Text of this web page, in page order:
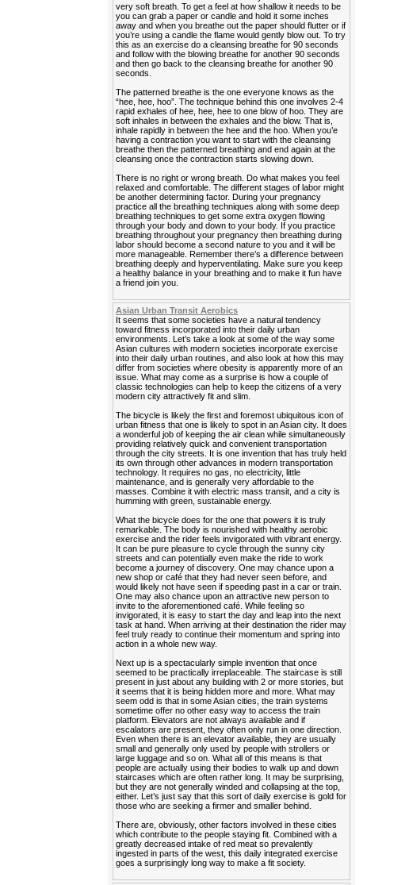
very soft breath. To get a feel at how shallow it needs to be
you can grab a paper or candle and hold it some inches
away and when you breathe out the paper should flutter or if
you’re using a candle the flame would gently blow out. To try
this as an exercise do a cleansing breathe for 90 seconds
and follow with the blowing breathe for another 90 seconds
and then go back to the cleansing breathe for another 90
seconds.
The patterned breathe is the one everyone knows as the
“hee, hee, hoo”. The technique behind this one involves 2-4
rapid exhales of hee, hee, hee to one blow of hoo. They are
soft inhales in between the exhales and the blow. That is,
inhale rapidly in between the hee and the hoo. When you’e
having a contraction you want to start with the cleansing
breathe then the patterned breathing and end again at the
cleansing once the contraction starts slowing down.
There is no right or wrong breath. Do what makes you feel
relaxed and comfortable. The different stages of labor might
be another determining factor. During your pregnancy
practice all the breathing techniques along with some deep
breathing techniques to get some extra oxygen flowing
through your body and down to your body. If you practice
breathing throughout your pregnancy then breathing during
labor should become a second nature to you and it will be
more manageable. Remember there’s a difference between
breathing deeply and hyperventilating. Make sure you keep
a healthy balance in your breathing and to make it fun have
a friend join you.
Asian Urban Transit Aerobics
It seems that some societies have a natural tendency
toward fitness incorporated into their daily urban
environments. Let’s take a look at some of the way some
Asian cultures with modern societies incorporate exercise
into their daily urban routines, and also look at how this may
differ from societies where obesity is apparently more of an
issue. What may come as a surprise is how a couple of
classic technologies can help to keep the citizens of a very
modern city attractively fit and slim.
The bicycle is likely the first and foremost ubiquitous icon of
urban fitness that one is likely to spot in an Asian city. It does
a wonderful job of keeping the air clean while simultaneously
providing relatively quick and convenient transportation
through the city streets. It is one invention that has truly held
its own through other advances in modern transportation
technology. It requires no gas, no electricity, little
maintenance, and is generally very affordable to the
masses. Combine it with electric mass transit, and a city is
humming with green, sustainable energy.
What the bicycle does for the one that powers it is truly
remarkable. The body is nourished with healthy aerobic
exercise and the rider feels invigorated with vibrant energy.
It can be pure pleasure to cycle through the sunny city
streets and can potentially even make the ride to work
become a journey of discovery. One may chance upon a
new shop or café that they had never seen before, and
would likely not have seen if speeding past in a car or train.
One may also chance upon an attractive new person to
invite to the aforementioned café. While feeling so
invigorated, it is easy to start the day and leap into the next
task at hand. When arriving at their destination the rider may
feel truly ready to continue their momentum and spring into
action in a whole new way.
Next up is a spectacularly simple invention that once
seemed to be practically irreplaceable. The staircase is still
present in just about any building with 2 or more stories, but
it seems that it is being hidden more and more. What may
seem odd is that in some Asian cities, the train systems
sometime offer no other easy way to access the train
platform. Elevators are not always available and if
escalators are present, they often only run in one direction.
Even when there is an elevator available, they are usually
small and generally only used by people with strollers or
large luggage and so on. What all of this means is that
people are actually using their bodies to walk up and down
staircases which are often rather long. It may be surprising,
but they are not generally winded and collapsing at the top,
either. Let’s just say that this sort of daily exercise is gold for
those who are seeking a firmer and smaller behind.
There are, obviously, other factors involved in these cities
which contribute to the people staying fit. Combined with a
greatly decreased intake of red meat so prevalently
ingested in parts of the west, this daily integrated exercise
goes a surprisingly long way to make a fit society.